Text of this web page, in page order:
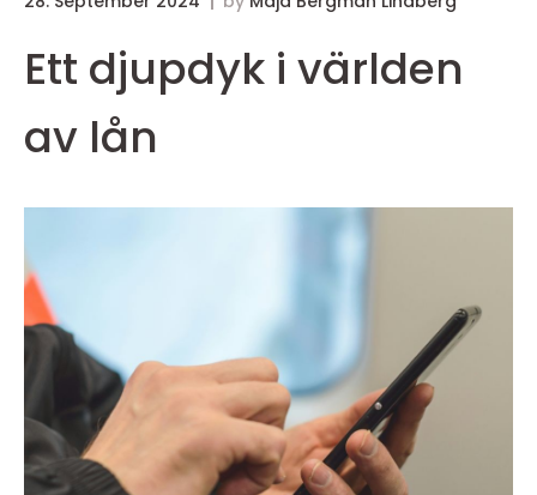
Ett djupdyk i världen
av lån